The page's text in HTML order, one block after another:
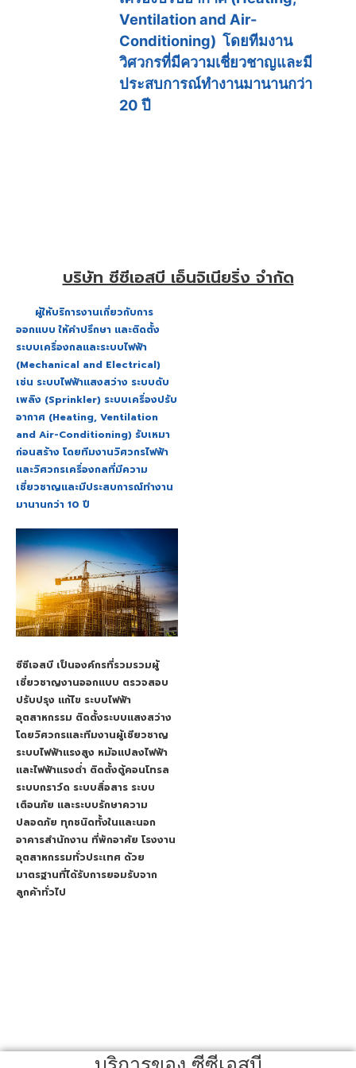
Ventilation and Air-
Conditioning) โดยทีมงาน
วิศวกรที่มีความเชี่ยวชาญและมี
ประสบการณ์ทำงานมานานกว่า
20 ปี
บริษัท ซีซีเอสบี เอ็นจิเนียริ่ง จำกัด
ผู้ให้บริการงานเกี่ยวกับการ
ออกแบบ ให้คำปรึกษา และติดตั้ง
ระบบเครื่องกลและระบบไฟฟ้า
(Mechanical and Electrical)
เช่น ระบบไฟฟ้าแสงสว่าง ระบบดับ
เพลิง (Sprinkler) ระบบเครื่องปรับ
อากาศ (Heating, Ventilation
and Air-Conditioning) รับเหมา
ก่อนสร้าง โดยทีมงานวิศวกรไฟฟ้า
และวิศวกรเครื่องกลที่มีความ
เชี่ยวชาญและมีประสบการณ์ทำงาน
มานานกว่า 10 ปี
ซีซีเอสบี เป็นองค์กรที่รวมรวมผู้
เชี่ยวชาญงานออกแบบ ตรวจสอบ
ปรับปรุง แก้ไข ระบบไฟฟ้า
อุตสาหกรรม ติดตั้งระบบแสงสว่าง
โดยวิศวกรและทีมงานผู้เชียวชาญ
ระบบไฟฟ้าแรงสูง หม้อแปลงไฟฟ้า
และไฟฟ้าแรงต่ำ ติดตั้งตู้คอนโทรล
ระบบกราว์ด ระบบสื่อสาร ระบบ
เตือนภัย และระบบรักษาความ
ปลอดภัย ทุกชนิดทั้งในและนอก
อาคารสำนักงาน ที่พักอาศัย โรงงาน
อุตสาหกรรมทั่วประเทศ ด้วย
มาตรฐานที่ได้รับการยอมรับจาก
ลูกค้าทั่วไป